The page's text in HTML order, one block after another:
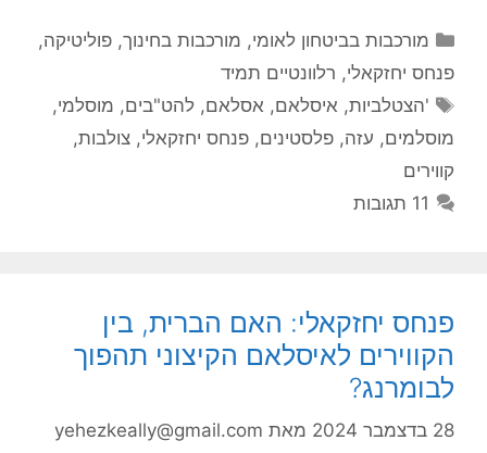
קטגוריות
מורכבות בביטחון לאומי, מורכבות בחינוך,פוליטיקה,
פנחס יחזקאלי, רלוונטיים תמיד
תגיות
'הצטלביות, איסלאם, אסלאם, להט"בים, מוסלמי,
מוסלמים, עזה, פלסטינים, פנחס יחזקאלי, צולבות,
קווירים
11 תגובות
פנחס יחזקאלי: האם הברית, בין
הקווירים לאיסלאם הקיצוני תהפוך
לבומרנג?
28 בדצמבר 2024 מאת yehezkeally@gmail.com